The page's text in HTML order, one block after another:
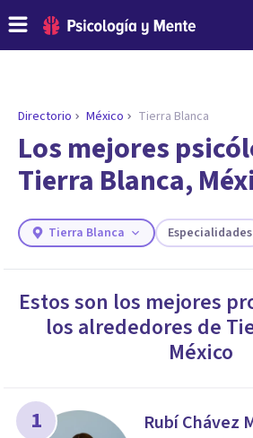
ENCONTRAR MI TERAPEUTA
¿Necesitas ayuda para
psicólogo adecuado?
Responde a unas breves preguntas
necesidades.
Directorio México Tierra Blanca
Los mejores
Tierra Blanca,
Tierra Blanca Especialidades
Estos son los mejores
los alrededores de
México
1 Rubí Chávez